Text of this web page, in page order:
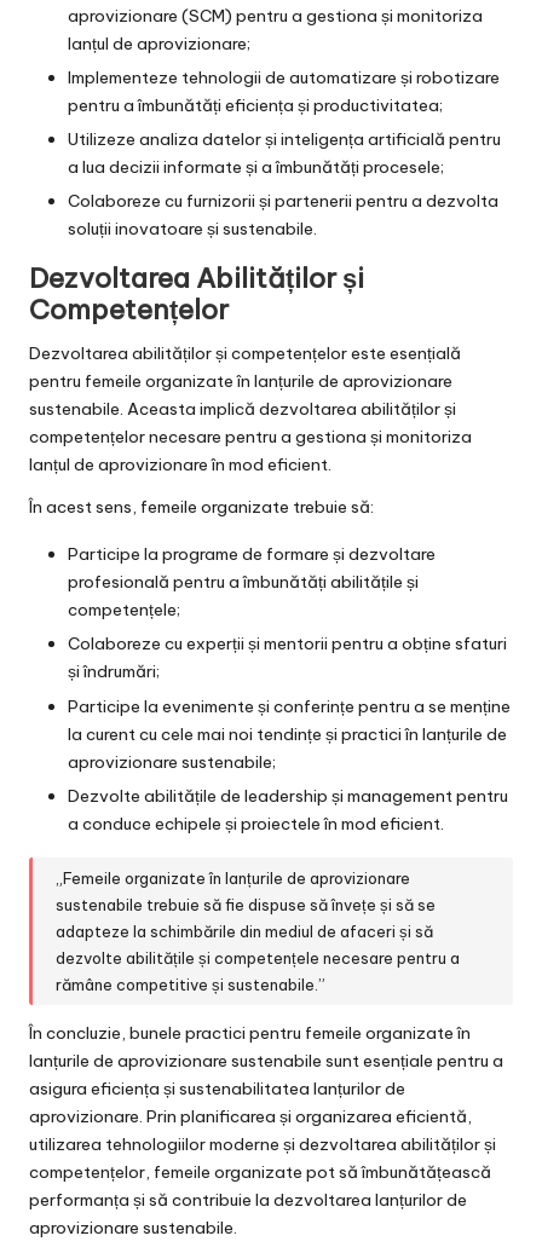
aprovizionare (SCM) pentru a gestiona și monitoriza
lanțul de aprovizionare;
Implementeze tehnologii de automatizare și robotizare
pentru a îmbunătăți eficiența și productivitatea;
Utilizeze analiza datelor și inteligența artificială pentru
a lua decizii informate și a îmbunătăți procesele;
Colaboreze cu furnizorii și partenerii pentru a dezvolta
soluții inovatoare și sustenabile.
Dezvoltarea Abilităților și
Competențelor
Dezvoltarea abilităților și competențelor este esențială
pentru femeile organizate în lanțurile de aprovizionare
sustenabile. Aceasta implică dezvoltarea abilităților și
competențelor necesare pentru a gestiona și monitoriza
lanțul de aprovizionare în mod eficient.
În acest sens, femeile organizate trebuie să:
Participe la programe de formare și dezvoltare
profesională pentru a îmbunătăți abilitățile și
competențele;
Colaboreze cu experții și mentorii pentru a obține sfaturi
și îndrumări;
Participe la evenimente și conferințe pentru a se menține
la curent cu cele mai noi tendințe și practici în lanțurile de
aprovizionare sustenabile;
Dezvolte abilitățile de leadership și management pentru
a conduce echipele și proiectele în mod eficient.
„Femeile organizate în lanțurile de aprovizionare
sustenabile trebuie să fie dispuse să învețe și să se
adapteze la schimbările din mediul de afaceri și să
dezvolte abilitățile și competențele necesare pentru a
rămâne competitive și sustenabile.”
În concluzie, bunele practici pentru femeile organizate în
lanțurile de aprovizionare sustenabile sunt esențiale pentru a
asigura eficiența și sustenabilitatea lanțurilor de
aprovizionare. Prin planificarea și organizarea eficientă,
utilizarea tehnologiilor moderne și dezvoltarea abilităților și
competențelor, femeile organizate pot să îmbunătățească
performanța și să contribuie la dezvoltarea lanțurilor de
aprovizionare sustenabile.